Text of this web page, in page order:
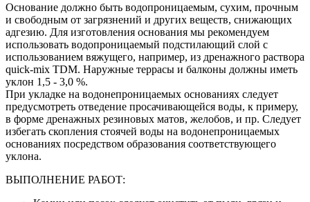
Основание должно быть водопроницаемым, сухим, прочным
и свободным от загрязнений и других веществ, снижающих
адгезию. Для изготовления основания мы рекомендуем
использовать водопроницаемый подстилающий слой с
использованием вяжущего, например, из дренажного раствора
quick-mix TDM. Наружные террасы и балконы должны иметь
уклон 1,5 - 3,0 %.
При укладке на водонепроницаемых основаниях следует
предусмотреть отведение просачивающейся воды, к примеру,
в форме дренажных резиновых матов, желобов, и пр. Следует
избегать скопления стоячей воды на водонепроницаемых
основаниях посредством образования соответствующего
уклона.
ВЫПОЛНЕНИЕ РАБОТ: